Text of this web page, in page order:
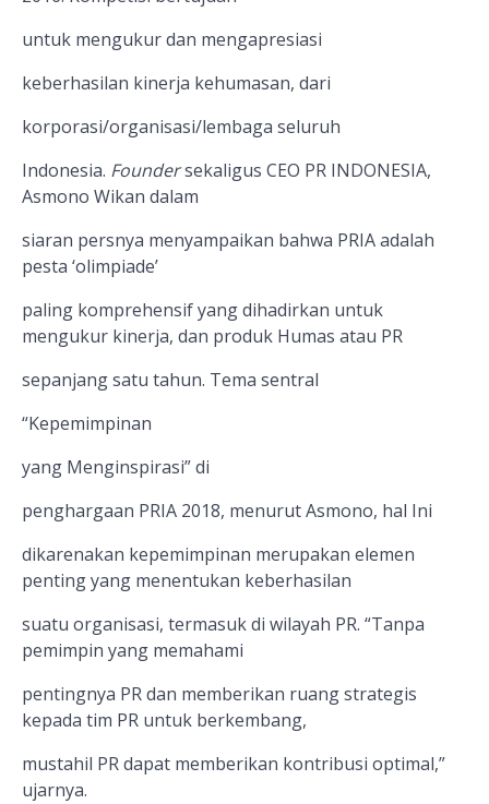
untuk mengukur dan mengapresiasi
keberhasilan kinerja kehumasan, dari
korporasi/organisasi/lembaga seluruh
Indonesia. Foundersekaligus CEO PR INDONESIA,
Asmono Wikan dalam
siaran persnya menyampaikan bahwa PRIA adalah
pesta ‘olimpiade’
paling komprehensif yang dihadirkan untuk
mengukur kinerja, dan produk Humas atau PR
sepanjang satu tahun. Tema sentral
“Kepemimpinan
yang Menginspirasi” di
penghargaan PRIA 2018, menurut Asmono, hal Ini
dikarenakan kepemimpinan merupakan elemen
penting yang menentukan keberhasilan
suatu organisasi, termasuk di wilayah PR. “Tanpa
pemimpin yang memahami
pentingnya PR dan memberikan ruang strategis
kepada tim PR untuk berkembang,
mustahil PR dapat memberikan kontribusi optimal,”
ujarnya.